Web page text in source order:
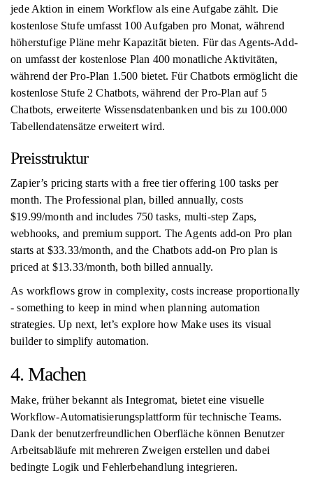
jede Aktion in einem Workflow als eine Aufgabe zählt. Die
kostenlose Stufe umfasst 100 Aufgaben pro Monat, während
höherstufige Pläne mehr Kapazität bieten. Für das Agents-Add-
on umfasst der kostenlose Plan 400 monatliche Aktivitäten,
während der Pro-Plan 1.500 bietet. Für Chatbots ermöglicht die
kostenlose Stufe 2 Chatbots, während der Pro-Plan auf 5
Chatbots, erweiterte Wissensdatenbanken und bis zu 100.000
Tabellendatensätze erweitert wird.
Preisstruktur
Zapier’s pricing starts with a free tier offering 100 tasks per
month. The Professional plan, billed annually, costs
$19.99/month and includes 750 tasks, multi-step Zaps,
webhooks, and premium support. The Agents add-on Pro plan
starts at $33.33/month, and the Chatbots add-on Pro plan is
priced at $13.33/month, both billed annually.
As workflows grow in complexity, costs increase proportionally
- something to keep in mind when planning automation
strategies. Up next, let’s explore how Make uses its visual
builder to simplify automation.
4. Machen
Make, früher bekannt als Integromat, bietet eine visuelle
Workflow-Automatisierungsplattform für technische Teams.
Dank der benutzerfreundlichen Oberfläche können Benutzer
Arbeitsabläufe mit mehreren Zweigen erstellen und dabei
bedingte Logik und Fehlerbehandlung integrieren.